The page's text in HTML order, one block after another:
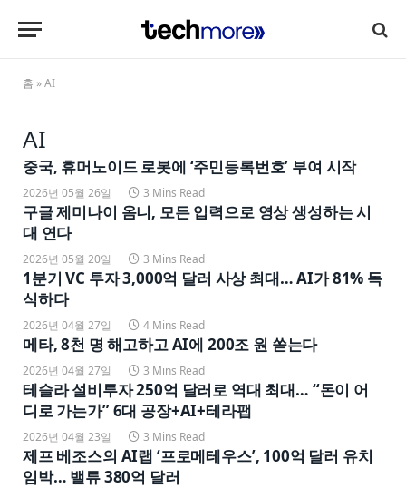
홈 »AI
AI
중국, 휴머노이드 로봇에 ‘주민등록번호’ 부여 시작
2026년 05월 26일 3 Mins Read
구글 제미나이 옴니, 모든 입력으로 영상 생성하는 시
대 연다
2026년 05월 20일 3 Mins Read
1분기 VC 투자 3,000억 달러 사상 최대… AI가 81% 독
식하다
2026년 04월 27일 4 Mins Read
메타, 8천 명 해고하고 AI에 200조 원 쏟는다
2026년 04월 27일 3 Mins Read
테슬라 설비투자 250억 달러로 역대 최대… “돈이 어
디로 가는가” 6대 공장+AI+테라팹
2026년 04월 23일 3 Mins Read
제프 베조스의 AI랩 ‘프로메테우스’, 100억 달러 유치
임박… 밸류 380억 달러